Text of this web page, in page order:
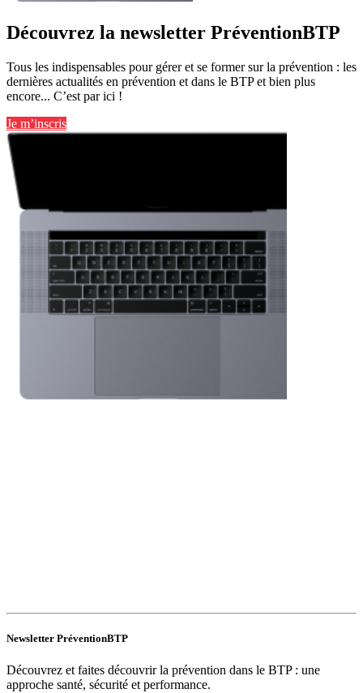
Découvrez la newsletter PréventionBTP
Tous les indispensables pour gérer et se former sur la prévention : les
dernières actualités en prévention et dans le BTP et bien plus
encore... C’est par ici !
Je m’inscris
Newsletter PréventionBTP
Découvrez et faites découvrir la prévention dans le BTP : une
approche santé, sécurité et performance.